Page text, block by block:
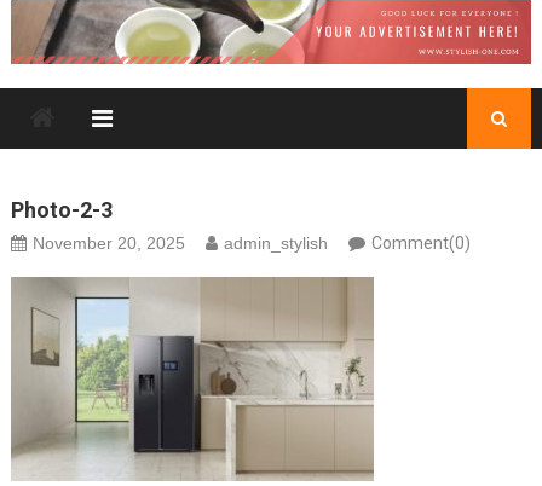
Photo-2-3
November 20, 2025 admin_stylish Comment(0)